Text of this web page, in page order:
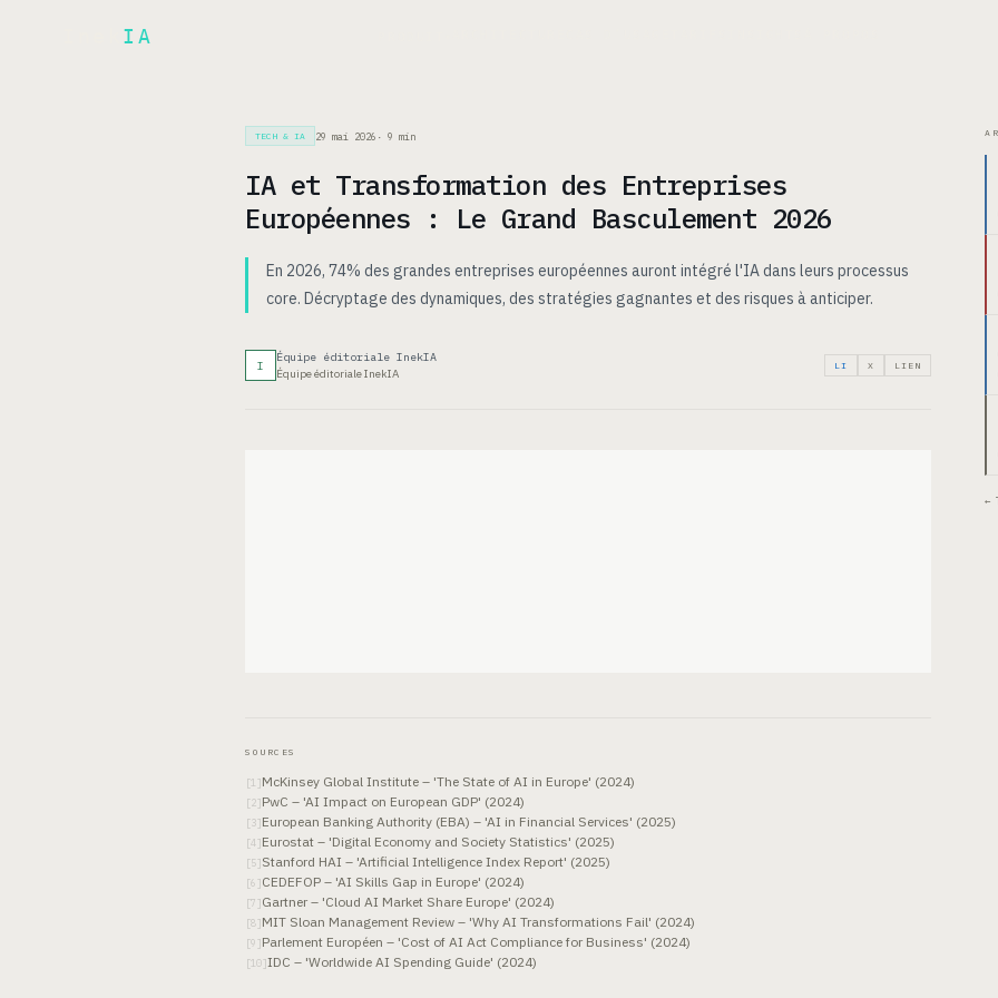
IA
TECH & IA 29 mai 2026 · 9 min
IA et Transformation des Entreprises
Européennes : Le Grand Basculement 2026
En 2026, 74% des grandes entreprises européennes auront intégré l'IA dans leurs processus
core. Décryptage des dynamiques, des stratégies gagnantes et des risques à anticiper.
I
Équipe éditoriale InekIA
Équipe éditoriale InekIA
LI X LIEN
SOURCES
[1 ]McKinsey Global Institute – 'The State of AI in Europe' (2024)
[2]PwC – 'AI Impact on European GDP' (2024)
[ 3]European Banking Authority (EBA) – 'AI in Financial Services' (2025)
[4 ]Eurostat – 'Digital Economy and Society Statistics' (2025)
[5]Stanford HAI – 'Artificial Intelligence Index Report' (2025)
[6 ]CEDEFOP – 'AI Skills Gap in Europe' (2024)
[7 ]Gartner – 'Cloud AI Market Share Europe' (2024)
[8]MIT Sloan Management Review – 'Why AI Transformations Fail' (2024)
[9 ]Parlement Européen – 'Cost of AI Act Compliance for Business' (2024)
[10]IDC – 'Worldwide AI Spending Guide' (2024)
←